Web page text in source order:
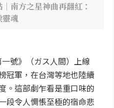
南方之星神曲再翻紅：
靈魂
號》（ガス人間）上線
冠軍，在台灣等地也陸續
。這部劇乍看是重口味的
段令人惆悵至極的宿命悲